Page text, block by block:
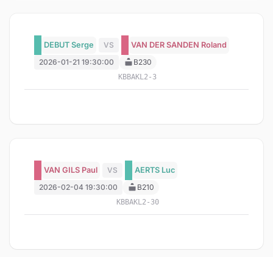
DEBUT Serge VS
VAN DER SANDEN Roland
2026-01-21 19:30:00
B230
KBBAKL2-3
VAN GILS Paul VS
AERTS Luc
2026-02-04 19:30:00
B210
KBBAKL2-30